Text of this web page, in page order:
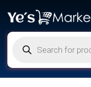
productos